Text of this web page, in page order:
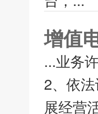
增值
...业务
2、依
展经营